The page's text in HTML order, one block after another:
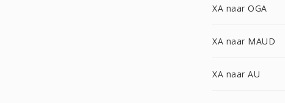
XA naar OGA
XA naar MAUD
XA naar AU